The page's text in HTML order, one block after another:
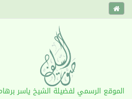
الموقع الرسمي لفضيلة الشيخ ياسر